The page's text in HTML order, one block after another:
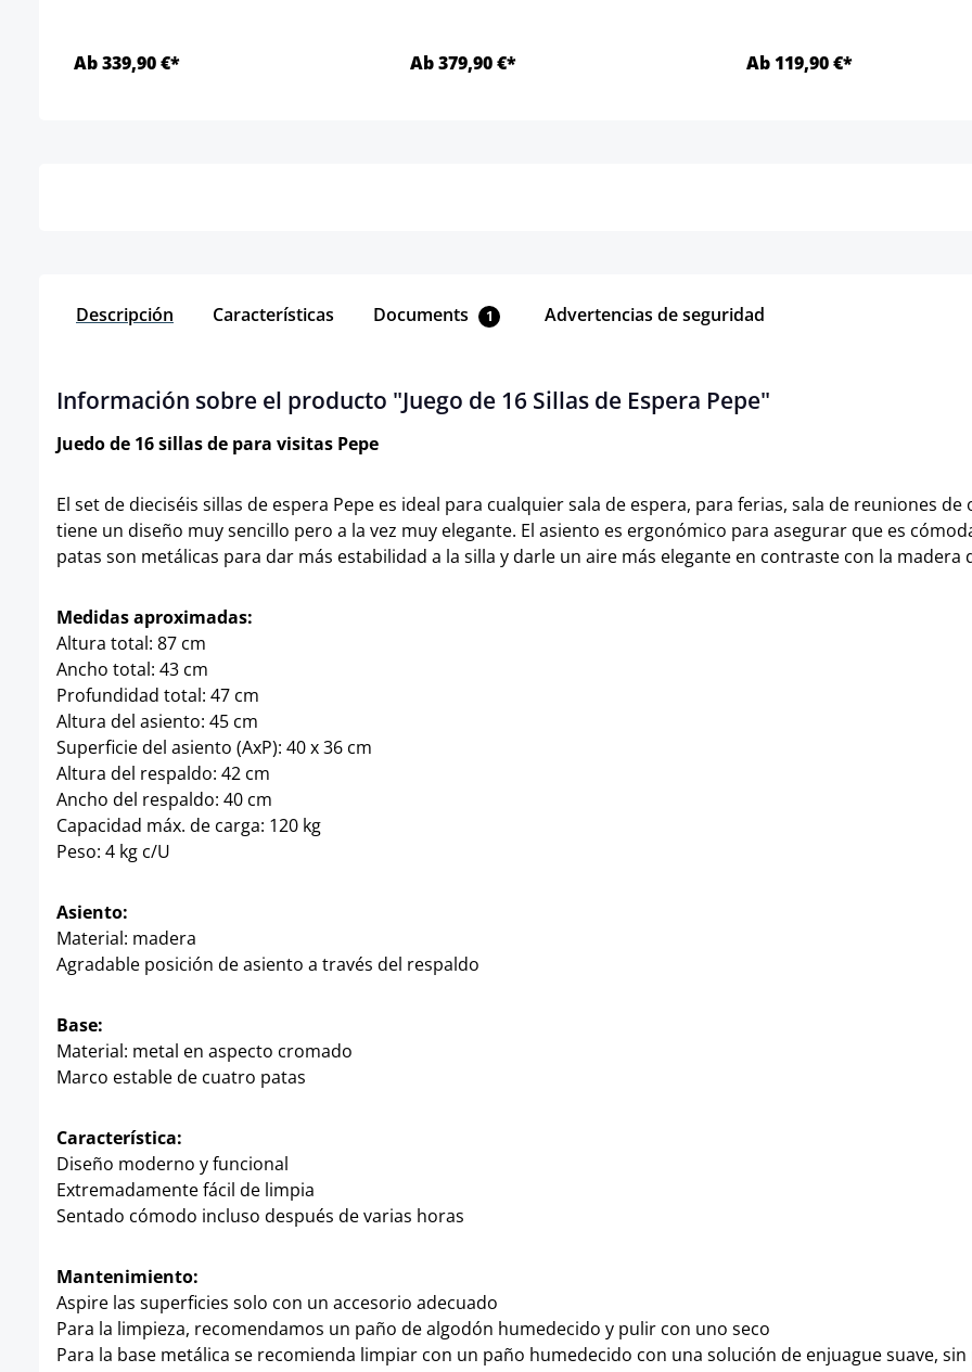
Ab 339,90 €* Ab 379,90 €* Ab 119,90 €*
Descripción Características Documents 1 Advertencias de seguridad
Información sobre el producto "Juego de 16 Sillas de Espera Pepe"
Juedo de 16 sillas de para visitas Pepe
El set de dieciséis sillas de espera Pepe es ideal para cualquier sala de espera, para ferias, sala de reuniones
tiene un diseño muy sencillo pero a la vez muy elegante. El asiento es ergonómico para asegurar que es
patas son metálicas para dar más estabilidad a la silla y darle un aire más elegante en contraste con la madera
Medidas aproximadas:
Altura total: 87 cm
Ancho total: 43 cm
Profundidad total: 47 cm
Altura del asiento: 45 cm
Superficie del asiento (AxP): 40 x 36 cm
Altura del respaldo: 42 cm
Ancho del respaldo: 40 cm
Capacidad máx. de carga: 120 kg
Peso: 4 kg c/U
Asiento:
Material: madera
Agradable posición de asiento a través del respaldo
Base:
Material: metal en aspecto cromado
Marco estable de cuatro patas
Característica:
Diseño moderno y funcional
Extremadamente fácil de limpia
Sentado cómodo incluso después de varias horas
Mantenimiento:
Aspire las superficies solo con un accesorio adecuado
Para la limpieza, recomendamos un paño de algodón humedecido y pulir con uno seco
Para la base metálica se recomienda limpiar con un paño humedecido con una solución de enjuague suave,